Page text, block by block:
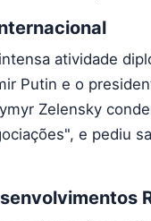
atividade
Putin e o
Zelensky
e pediu